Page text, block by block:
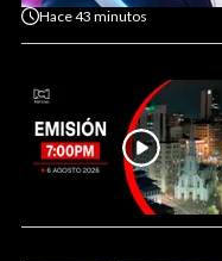
Hace43 minutos